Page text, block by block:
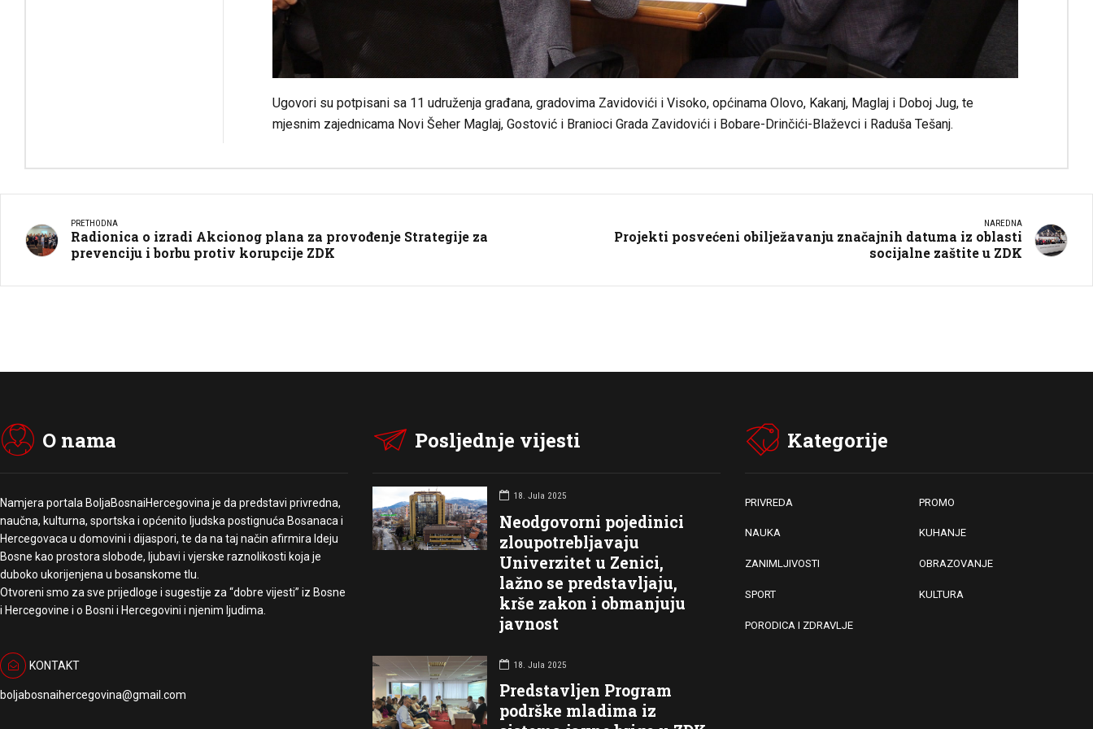
Ugovori su potpisani sa 11 udruženja građana, gradovima Zavidovići i Visoko, općinama Olovo, Kakanj, Maglaj i Doboj Jug, te
mjesnim zajednicama Novi Šeher Maglaj, Gostović i Branioci Grada Zavidovići i Bobare-Drinčići-Blaževci i Raduša Tešanj.
PRETHODNA
Radionica o izradi Akcionog plana za provođenje Strategije za
prevenciju i borbu protiv korupcije ZDK
NAREDNA
Projekti posvećeni obilježavanju značajnih datuma iz oblasti
socijalne zaštite u ZDK
O nama
Namjera portala BoljaBosnaiHercegovina je da predstavi privredna,
naučna, kulturna, sportska i općenito ljudska postignuća Bosanaca i
Hercegovaca u domovini i dijaspori, te da na taj način afirmira Ideju
Bosne kao prostora slobode, ljubavi i vjerske raznolikosti koja je
duboko ukorijenjena u bosanskome tlu.
Otvoreni smo za sve prijedloge i sugestije za “dobre vijesti” iz Bosne
i Hercegovine i o Bosni i Hercegovini i njenim ljudima.
KONTAKT
boljabosnaihercegovina@gmail.com
Posljednje vijesti
18. Jula 2025
Neodgovorni pojedinici
zloupotrebljavaju
Univerzitet u Zenici,
lažno se predstavljaju,
krše zakon i obmanjuju
javnost
18. Jula 2025
Predstavljen Program
podrške mladima iz
Kategorije
PRIVREDA PROMO
NAUKA KUHANJE
ZANIMLJIVOSTI OBRAZOVANJE
SPORT KULTURA
PORODICA I ZDRAVLJE